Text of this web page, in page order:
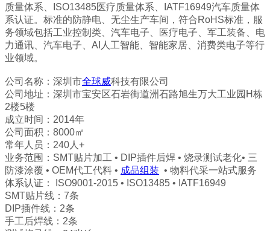
质量体系、ISO13485医疗质量体系、IATF16949汽车质量体
系认证。标准的防静电、无尘生产车间，符合RoHS标准，服
务领域包括工业控制类、汽车电子、医疗电子、军工装备、电
力通讯、汽车电子、AI人工智能、智能家居、消费类电子等行
业领域。
公司名称：深圳市全球威科技有限公司
公司地址：深圳市宝安区石岩街道洲石路旭生万大工业园H栋
2楼5楼
成立时间：2014年
公司面积：8000㎡
常年人员：240人+
业务范围：SMT贴片加工 • DIP插件后焊 • 烧录测试老化• 三
防漆涂覆 • OEM代工代料 • 成品组装 • 物料代采一站式服务
体系认证： ISO9001-2015 • ISO13485 • IATF16949
SMT贴片线 ： 7条
DIP插件线：2条
手工后焊线：2条